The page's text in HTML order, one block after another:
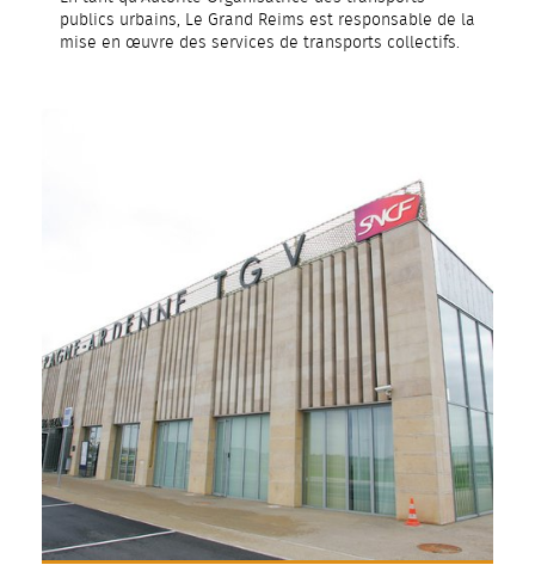
publics urbains, Le Grand Reims est responsable de la
mise en œuvre des services de transports collectifs.